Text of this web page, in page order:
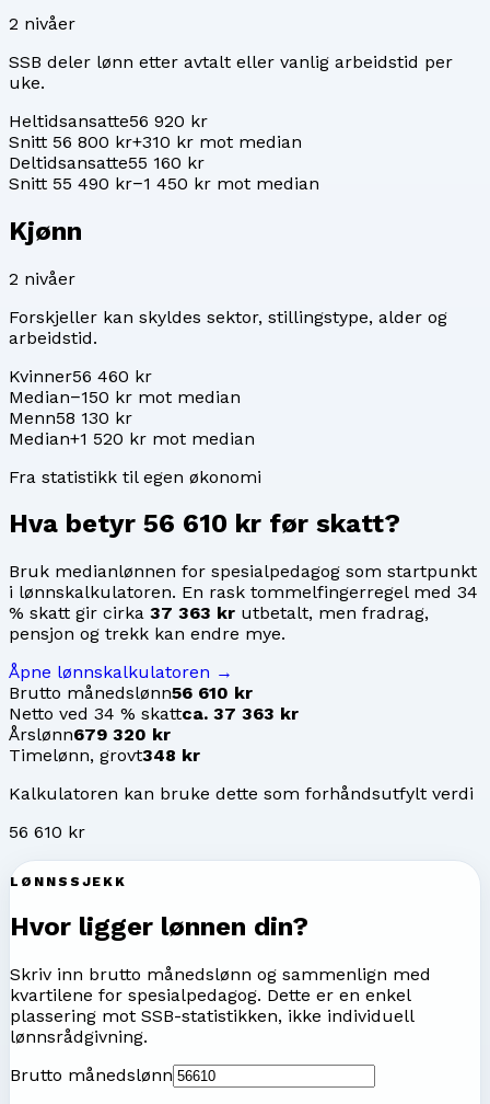
2 nivåer
SSB deler lønn etter avtalt eller vanlig arbeidstid per
uke.
Heltidsansatte56 920 kr
Snitt 56 800 kr+310 kr mot median
Deltidsansatte55 160 kr
Snitt 55 490 kr−1 450 kr mot median
Kjønn
2 nivåer
Forskjeller kan skyldes sektor, stillingstype, alder og
arbeidstid.
Kvinner56 460 kr
Median−150 kr mot median
Menn58 130 kr
Median+1 520 kr mot median
Fra statistikk til egen økonomi
Hva betyr 56 610 kr før skatt?
Bruk medianlønnen for spesialpedagog som startpunkt
i lønnskalkulatoren. En rask tommelfingerregel med 34
% skatt gir cirka 37 363 kr utbetalt, men fradrag,
pensjon og trekk kan endre mye.
Åpne lønnskalkulatoren →
Brutto månedslønn56 610 kr
Netto ved 34 % skattca. 37 363 kr
Årslønn679 320 kr
Timelønn, grovt348 kr
Kalkulatoren kan bruke dette som forhåndsutfylt verdi
56 610 kr
LØNNSSJEKK
Hvor ligger lønnen din?
Skriv inn brutto månedslønn og sammenlign med
kvartilene for spesialpedagog. Dette er en enkel
plassering mot SSB-statistikken, ikke individuell
lønnsrådgivning.
Brutto månedslønn